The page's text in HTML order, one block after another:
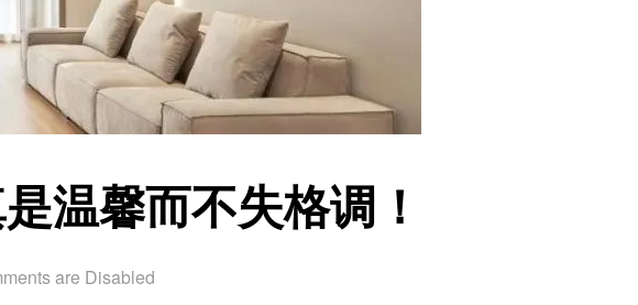
温馨而不失格调！
are Disabled